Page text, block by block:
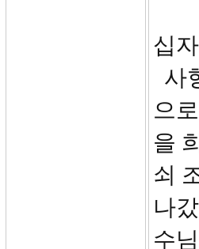
십
사
으
을
쇠
나
수